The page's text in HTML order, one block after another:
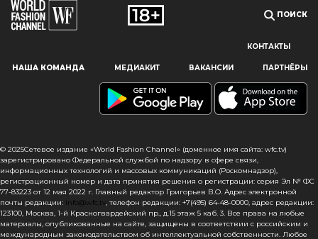
Наш сайт использует файлы cookie и похожие технологии,
пользователям, предоставляя персонализированную
информацию, запоминая предпочтения в области
сайта, вы подтверждаете свое согласие на использование
файлов cookie в соответствии с настоящим уведомлением
в отношении данного типа файлов. Если вы не согласны
с тем, чтобы мы использовали данный тип файлов,
то вы должны соответствующим образом установить
настройки вашего браузера или не использовать сайт wfc.tv
ПОИСК
КОНТАКТЫ
НАША КОМАНДА МЕДИАКИТ ВАКАНСИИ ПАРТНЁРЫ
© 2025Сетевое издание «World Fashion Channel» (доменное имя сайта: wfc.tv)
зарегистрировано Федеральной службой по надзору в сфере связи,
информационных технологий и массовых коммуникаций (Роскомнадзор),
регистрационный номер и дата принятия решения о регистрации: серия Эл № ФС
77-83223 от 12 мая 2022 г. Главный редактор Григорьев В.О. Адрес электронной
почты редакции: info@wfc.tv, телефон редакции: +7(495) 64-48-0000, адрес редакции:
123100, Москва, 1-й Красногвардейский пр., д.15 этаж 5 каб. 3. Все права на любые
материалы, опубликованные на сайте, защищены в соответствии с российским и
международным законодательством об интеллектуальной собственности. Любое